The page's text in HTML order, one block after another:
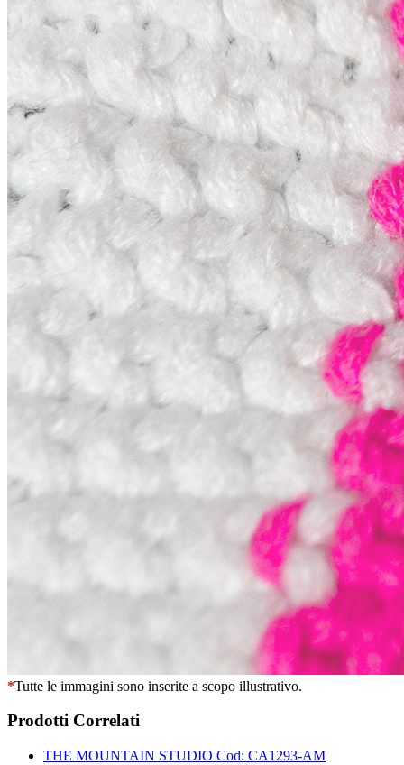
*Tutte le immagini sono inserite a scopo illustrativo.
Prodotti Correlati
THE MOUNTAIN STUDIO Cod: CA1293-AM